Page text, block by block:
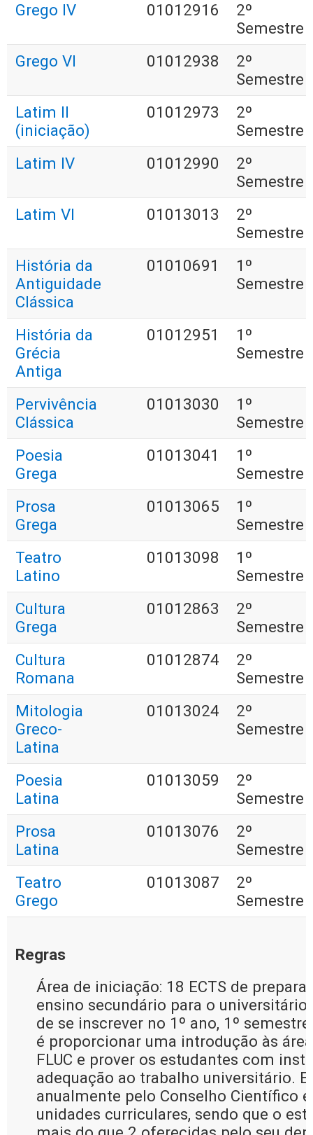
Grego IV
01012916
2º
Semestre
Grego VI
01012938
2º
Semestre
Latim II
(iniciação)
01012973
2º
Semestre
Latim IV
01012990
2º
Semestre
Latim VI
01013013
2º
Semestre
História da
Antiguidade
Clássica
01010691
1º
Semestre
História da
Grécia
Antiga
01012951
1º
Semestre
Pervivência
Clássica
01013030
1º
Semestre
Poesia
Grega
01013041
1º
Semestre
Prosa
Grega
01013065
1º
Semestre
Teatro
Latino
01013098
1º
Semestre
Cultura
Grega
01012863
2º
Semestre
Cultura
Romana
01012874
2º
Semestre
Mitologia
Greco-
Latina
01013024
2º
Semestre
Poesia
Latina
01013059
2º
Semestre
Prosa
Latina
01013076
2º
Semestre
Teatro
Grego
01013087
2º
Semestre
Regras
Área de iniciação: 18 ECTS de
ensino secundário para o
de se inscrever no 1º ano, 1º
é proporcionar uma introdução às
FLUC e prover os estudantes com
adequação ao trabalho universitário.
anualmente pelo Conselho Científico
unidades curriculares, sendo que o